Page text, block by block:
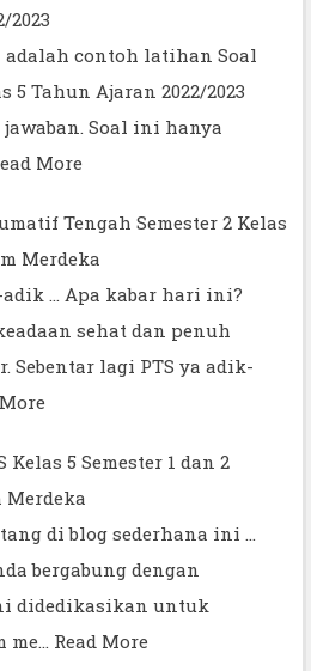
2023
contoh latihan Soal
5 Tahun Ajaran 2022/2023
Soal ini hanya
More
Tengah Semester 2 Kelas
Merdeka
... Apa kabar hari ini?
sehat dan penuh
Sebentar lagi PTS ya adik-
Kelas 5 Semester 1 dan 2
di blog sederhana ini ...
bergabung dengan
didedikasikan untuk
Read More